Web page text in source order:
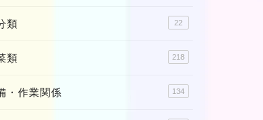
類 22
類 218
・作業関係 134